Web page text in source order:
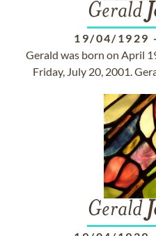
Gerald
19/04/1929 -
Gerald was born on April
Friday, July 20, 2001.
Gerald